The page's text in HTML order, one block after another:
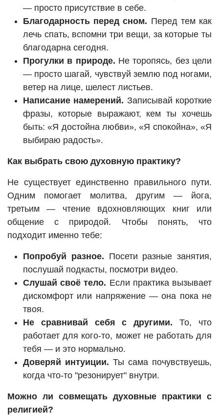
— просто присутствие в себе.
Благодарность перед сном. Перед тем как
лечь спать, вспомни три вещи, за которые ты
благодарна сегодня.
Прогулки в природе. Не торопясь, без цели
— просто шагай, чувствуй землю под ногами,
ветер на лице, шелест листьев.
Написание намерений. Записывай короткие
фразы, которые выражают, кем ты хочешь
быть: «Я достойна любви», «Я спокойна», «Я
выбираю радость».
Как выбрать свою духовную практику?
Не существует единственно правильного пути.
Одним помогает молитва, другим — йога,
третьим — чтение вдохновляющих книг или
общение с природой. Чтобы понять, что
подходит именно тебе:
Попробуй разное. Посети разные занятия,
послушай подкасты, посмотри видео.
Слушай своё тело. Если практика вызывает
дискомфорт или напряжение — она пока не
твоя.
Не сравнивай себя с другими. То, что
работает для кого-то, может не работать для
тебя — и это нормально.
Доверяй интуиции. Ты сама почувствуешь,
когда что-то "резонирует" внутри.
Можно ли совмещать духовные практики с
религией?